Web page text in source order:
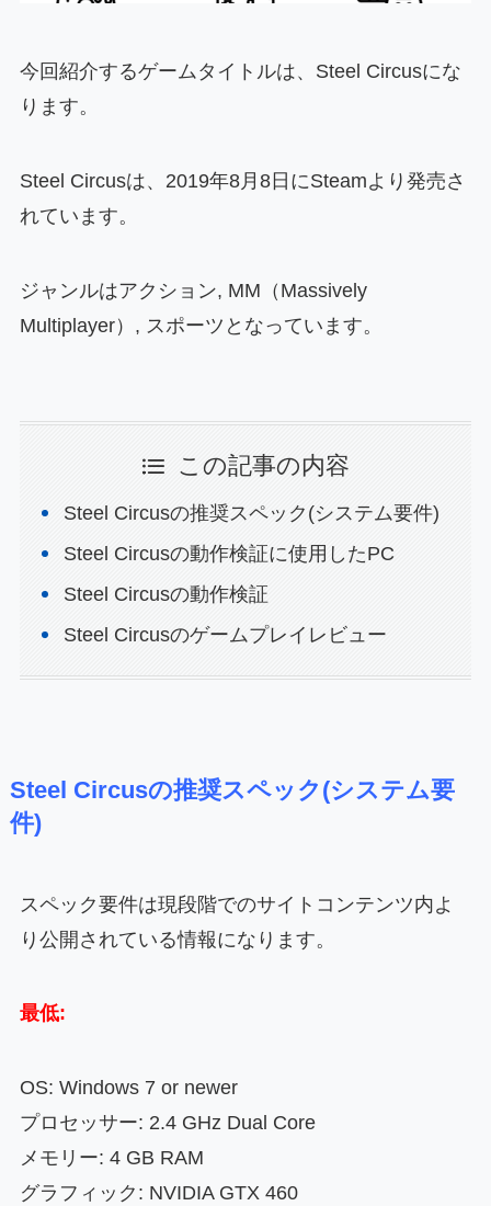
今回紹介するゲームタイトルは、Steel Circusにな
ります。
Steel Circusは、2019年8月8日にSteamより発売さ
れています。
ジャンルはアクション, MM（Massively
Multiplayer）, スポーツとなっています。
この記事の内容
Steel Circusの推奨スペック(システム要件)
Steel Circusの動作検証に使用したPC
Steel Circusの動作検証
Steel Circusのゲームプレイレビュー
Steel Circusの推奨スペック(システム要
件)
スペック要件は現段階でのサイトコンテンツ内よ
り公開されている情報になります。
最低:
OS: Windows 7 or newer
プロセッサー: 2.4 GHz Dual Core
メモリー: 4 GB RAM
グラフィック: NVIDIA GTX 460